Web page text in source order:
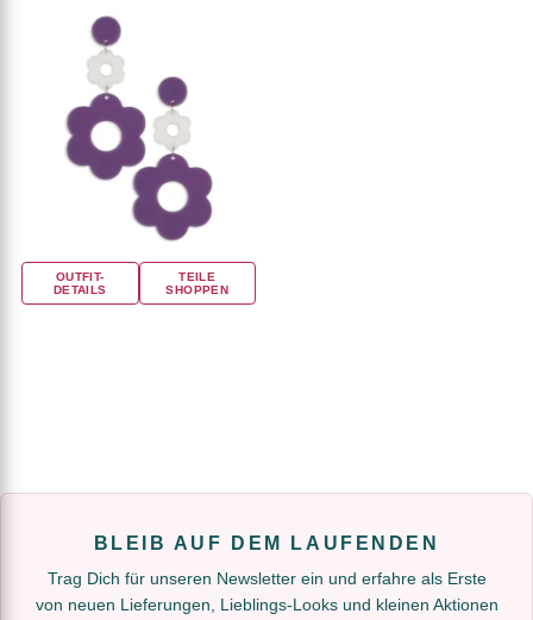
OUTFIT-
DETAILS
TEILE
SHOPPEN
BLEIB AUF DEM LAUFENDEN
Trag Dich für unseren Newsletter ein und erfahre als Erste
von neuen Lieferungen, Lieblings-Looks und kleinen Aktionen